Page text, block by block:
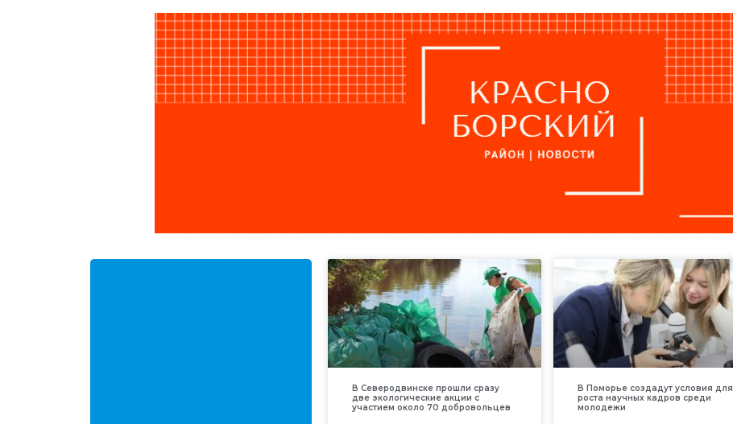
В Северодвинске прошли сразу
две экологические акции с
участием около 70 добровольцев
В Поморье создадут условия для
роста научных кадров среди
молодежи